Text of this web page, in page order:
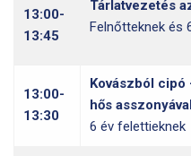
13:00-
13:45
Tárlatvezetés
Felnőtteknek és
13:00-
13:30
Kovászból
hős
6 év felettieknek